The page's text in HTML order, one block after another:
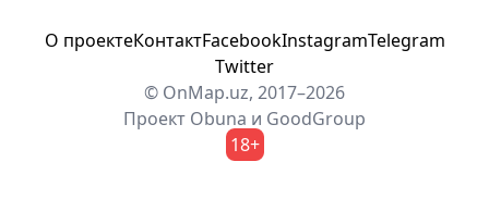
О проектеКонтактFacebookInstagramTelegram
Twitter
© OnMap.uz, 2017–2026
Проект Obuna и GoodGroup
18+